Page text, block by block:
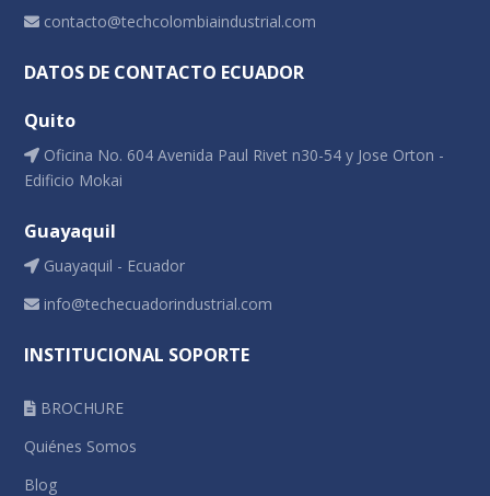
contacto@techcolombiaindustrial.com
DATOS DE CONTACTO ECUADOR
Quito
Oficina No. 604 Avenida Paul Rivet n30-54 y Jose Orton -
Edificio Mokai
Guayaquil
Guayaquil - Ecuador
info@techecuadorindustrial.com
INSTITUCIONAL SOPORTE
BROCHURE
Quiénes Somos
Blog